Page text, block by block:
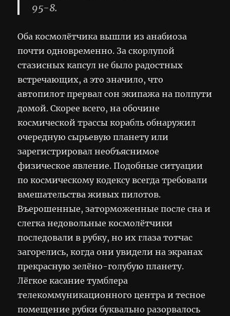
95-8.
Оба космолётчика вышли из анабиоза
почти одновременно. За скорлупой
стазисных капсул не было радостных
встречающих, а это значило, что
автопилот прервал сон экипажа на полпути
домой. Скорее всего, на обочине
космической трассы корабль обнаружил
очередную сырьевую планету или
зарегистрировал необъяснимое
физическое явление. Подобные ситуации
по космическому кодексу всегда требовали
вмешательства живых пилотов.
Въерошенные, заторможенные после сна и
слегка недовольные космолётчики
последовали в рубку, но их глаза тотчас
загорелись, когда они увидели на экранах
прекрасную зелёно-голубую планету.
Лёгкое касание тумблера
телекоммуникационного центра и тесное
помещение рубки буквально разорвалось